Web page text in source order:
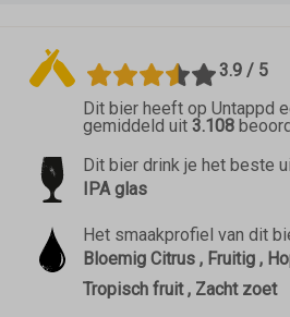
3.9 / 5
Dit bier heeft op Untappd
gemiddeld uit 3.108
Dit bier drink je het beste
IPA glas
Het smaakprofiel van dit
Bloemig Citrus , Fruitig ,
Tropisch fruit , Zacht zoet